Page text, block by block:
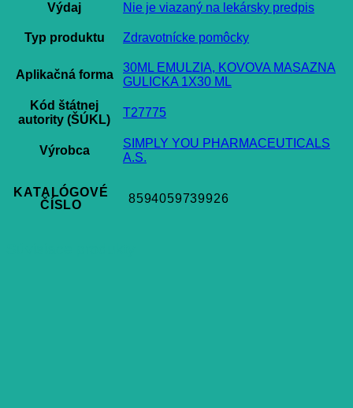
Výdaj Nie je viazaný na lekársky predpis
Typ produktu Zdravotnícke pomôcky
Aplikačná forma
30ML EMULZIA, KOVOVA MASAZNA
GULICKA 1X30 ML
Kód štátnej
autority (ŠÚKL)
T27775
Výrobca
SIMPLY YOU PHARMACEUTICALS
A.S.
KATALÓGOVÉ
ČÍSLO
8594059739926